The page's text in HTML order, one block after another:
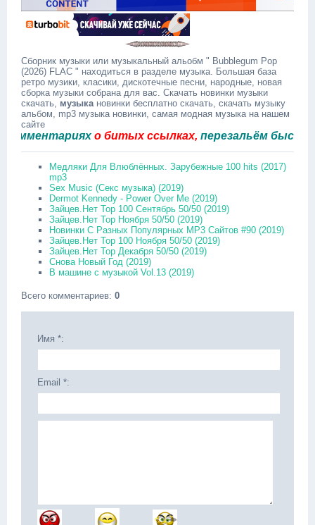
Сборник музыки или музыкальный альобм " Bubblegum Pop
(2026) FLAC " находиться в разделе музыка. Большая база
ретро музики, класики, дискотечные песни, народные, новая
сборка музыки собрана для вас. Скачать новинки музыки
скачать, музыкановинки бесплатно скачать, скачать музыку
альбом, mp3 музыка новинки, самая модная музыка на нашем
сайте
о битых ссылках,перезальём быстро.
Медляки Для Влюблённых. Зарубежные 100 hits (2017)
mp3
Sex Music (Секс музыка) (2019)
Dermot Kennedy - Power Over Me (2019)
Зайцев.Нет Top 100 Сентябрь 50/50 (2019)
Зайцев.Нет Top Ноября 50/50 (2019)
Новинки С Разных Популярных MP3 Сайтов #90 (2019)
Зайцев.Нет Top 100 Ноября 50/50 (2019)
Зайцев.Нет Top Декабря 50/50 (2019)
Снова Новый Год (2019)
В машине с музыкой Vol.13 (2019)
Всего комментариев: 0
Имя *:
Email *: